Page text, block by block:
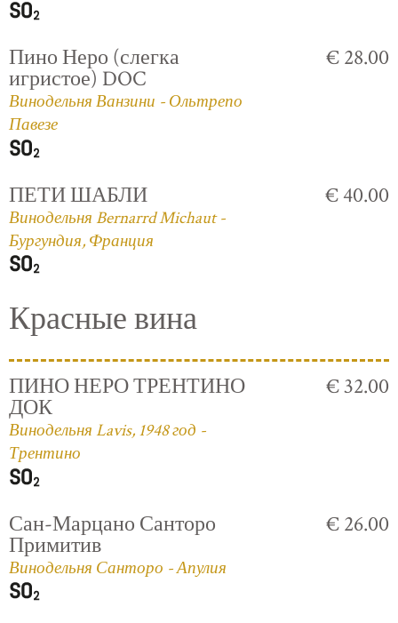
Пино Неро (слегка
игристое) DOC
Винодельня Ванзини - Ольтрепо
Павезе
€ 28.00
ПЕТИ ШАБЛИ
Винодельня Bernarrd Michaut -
Бургундия, Франция
€ 40.00
Красные вина
ПИНО НЕРО ТРЕНТИНО
ДОК
Винодельня Lavis, 1948 год -
Трентино
€ 32.00
Сан-Марцано Санторо
Примитив
Винодельня Санторо - Апулия
€ 26.00